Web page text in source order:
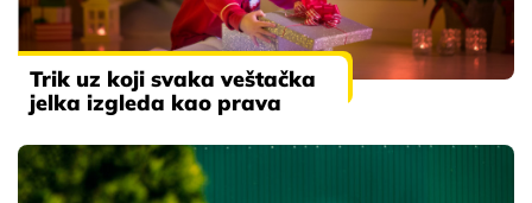
Trik uz koji svaka veštačka
jelka izgleda kao prava